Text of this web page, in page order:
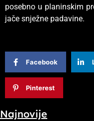
posebno u planinskim
jače snježne padavine.
Facebook
Pinterest
Najnovije